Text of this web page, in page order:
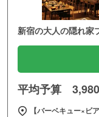
新宿の大人の隠れ家
平均予算
【バーベキュー×ビ